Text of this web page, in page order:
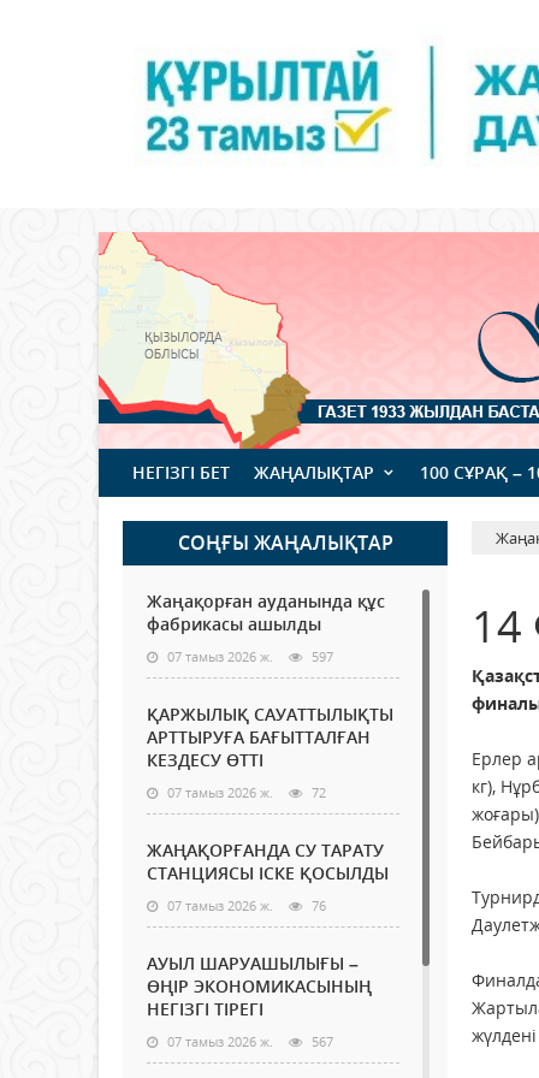
НЕГІЗГІ БЕТ ЖАҢАЛЫҚТАР 100 СҰРАҚ –
СОҢҒЫ ЖАҢАЛЫҚТАР
Жаңақорған ауданында құс
фабрикасы ашылды
07 тамыз 2026 ж. 597
ҚАРЖЫЛЫҚ САУАТТЫЛЫҚТЫ
АРТТЫРУҒА БАҒЫТТАЛҒАН
КЕЗДЕСУ ӨТТІ
07 тамыз 2026 ж. 72
ЖАҢАҚОРҒАНДА СУ ТАРАТУ
СТАНЦИЯСЫ ІСКЕ ҚОСЫЛДЫ
07 тамыз 2026 ж. 76
АУЫЛ ШАРУАШЫЛЫҒЫ –
ӨҢІР ЭКОНОМИКАСЫНЫҢ
НЕГІЗГІ ТІРЕГІ
07 тамыз 2026 ж. 567
Ерлер
кг),
жоғары)